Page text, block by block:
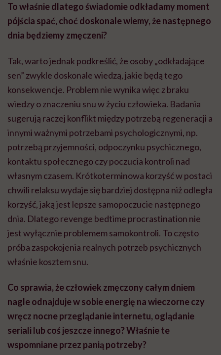
To właśnie dlatego świadomie odkładamy moment
pójścia spać, choć doskonale wiemy, że następnego
dnia będziemy zmęczeni?
Tak, warto jednak podkreślić, że osoby „odkładające
sen” zwykle doskonale wiedzą, jakie będą tego
konsekwencje. Problem nie wynika więc z braku
wiedzy o znaczeniu snu w życiu człowieka. Badania
sugerują raczej konflikt między potrzebą regeneracji a
innymi ważnymi potrzebami psychologicznymi, np.
potrzebą przyjemności, odpoczynku psychicznego,
kontaktu społecznego czy poczucia kontroli nad
własnym czasem. Krótkoterminowa korzyść w postaci
chwili relaksu wydaje się bardziej dostępna niż odległa
korzyść, jaką jest lepsze samopoczucie następnego
dnia. Dlatego revenge bedtime procrastination nie
jest wyłącznie problemem samokontroli. To często
próba zaspokojenia realnych potrzeb psychicznych
właśnie kosztem snu.
Co sprawia, że człowiek zmęczony całym dniem
nagle odnajduje w sobie energię na wieczorne czy
wręcz nocne przeglądanie internetu, oglądanie
seriali lub coś jeszcze innego? Właśnie te
wspomniane przez panią potrzeby?